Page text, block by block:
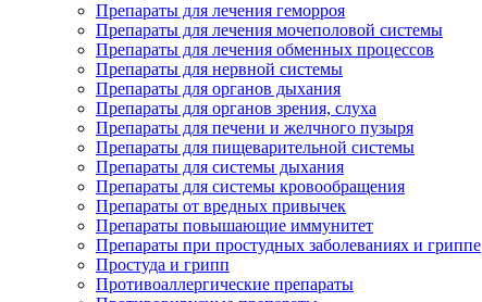
Препараты для лечения геморроя
Препараты для лечения мочеполовой системы
Препараты для лечения обменных процессов
Препараты для нервной системы
Препараты для органов дыхания
Препараты для органов зрения, слуха
Препараты для печени и желчного пузыря
Препараты для пищеварительной системы
Препараты для системы дыхания
Препараты для системы кровообращения
Препараты от вредных привычек
Препараты повышающие иммунитет
Препараты при простудных заболеваниях и гриппе
Простуда и грипп
Противоаллергические препараты